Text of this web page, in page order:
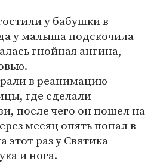
у бабушки в
у малыша подскочила
гнойная ангина,
в реанимацию
где сделали
после чего он пошел на
месяц опять попал в
этот раз у Святика
и нога.